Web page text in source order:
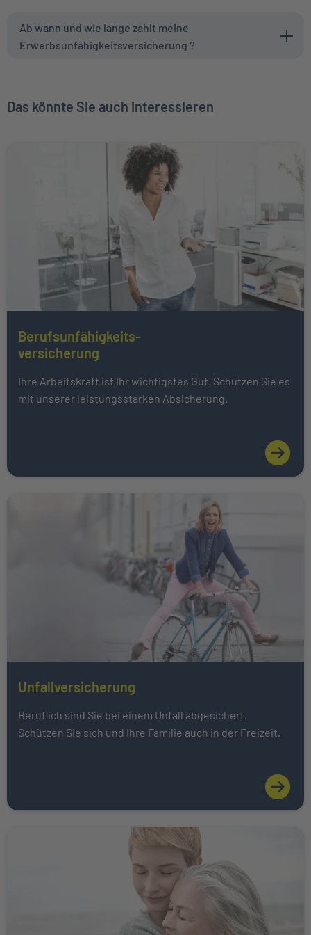
Ab wann und wie lange zahlt meine
Erwerbsunfähigkeitsversicherung ?
Das könnte Sie auch interessieren
Weiter zu Berufsunfähigkeits-</br>versicherung
Berufsunfähigkeits-
versicherung
Ihre Arbeitskraft ist Ihr wichtigstes Gut. Schützen Sie es
mit unserer leistungsstarken Absicherung.
Mehr über Das könnte Sie auch interessieren erfahren
Unfallversicherung
Beruflich sind Sie bei einem Unfall abgesichert.
Schützen Sie sich und Ihre Familie auch in der Freizeit.
Mehr über Das könnte Sie auch interessieren erfahren
Weiter zu Pflegetagegeldversicherung